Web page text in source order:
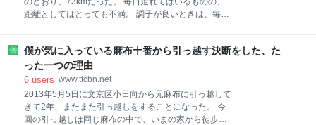
言った方がいたが、僕も奥さんも、1回目の失敗から
からもずっと仲良くしていけるように思っている（少
なくとも僕は（笑））。 そして、僕の周囲にも、とて
も素敵なご夫妻、カップルがどんどん増えている。 そ
れら素敵な皆さん
距離としてはとっても不満。 調子が良いときは、毎月
しまい、1月中旬から2月にかけては全然距離を伸ばせ
ず。 3月は73kmでも、2月よりは倍増している。 4月
は目標を150kmに設定した。 いまのところスタートは
快調。3日で22km走れている。 無理に飛ばして怪我を
しないよう、気をつけながら距離を伸ばそうと思う。
距離を伸ばすために意識していることは、夜の会合を
僕が気に入っている麻布十番から引っ越す決断をした、た
った一つの理由
6 users www.ttcbn.net
2013年5月5日に文京区小日向から元麻布に引っ越して
きて2年、またまた引っ越しをすることになった。 今
回の引っ越しは同じ麻布の中で、いまの家から徒歩10